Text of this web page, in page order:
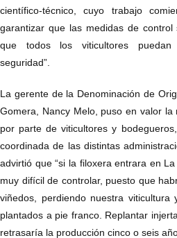
científico-técnico, cuyo trabajo
garantizar que las medidas de
que todos los viticultores puedan
seguridad”.
La gerente de la Denominación de
Gomera, Nancy Melo, puso en valor la
por parte de viticultores y
coordinada de las distintas
advirtió que “si la filoxera entrara en
muy difícil de controlar, puesto que
viñedos, perdiendo nuestra viticultura
plantados a pie franco. Replantar
retrasaría la producción cinco o seis